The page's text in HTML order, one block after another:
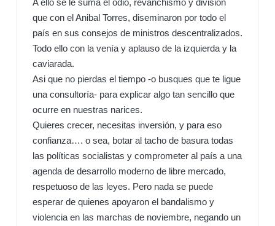
que con el Anibal Torres, diseminaron por todo el
país en sus consejos de ministros descentralizados.
Todo ello con la venía y aplauso de la izquierda y la
caviarada.
Asi que no pierdas el tiempo -o busques que te ligue
una consultoría- para explicar algo tan sencillo que
ocurre en nuestras narices.
Quieres crecer, necesitas inversión, y para eso
confianza…. o sea, botar al tacho de basura todas
las políticas socialistas y comprometer al país a una
agenda de desarrollo moderno de libre mercado,
respetuoso de las leyes. Pero nada se puede
esperar de quienes apoyaron el bandalismo y
violencia en las marchas de noviembre, negando un